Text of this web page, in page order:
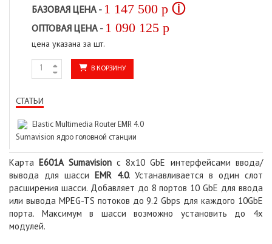
БАЗОВАЯ ЦЕНА - 1 147 500 p ⓘ
ОПТОВАЯ ЦЕНА - 1 090 125 p
цена указана за шт.
В КОРЗИНУ
СТАТЬИ
Elastic Multimedia Router EMR 4.0
Sumavision ядро головной станции
КартаE601A Sumavisionс 8x10 GbE интерфейсами ввода/
вывода для шасси EMR 4.0. Устанавливается в один слот
расширения шасси. Добавляет до 8 портов 10 GbE для ввода
или вывода MPEG-TS потоков до 9.2 Gbps для каждого 10GbE
порта. Максимум в шасси возможно установить до 4х
модулей.